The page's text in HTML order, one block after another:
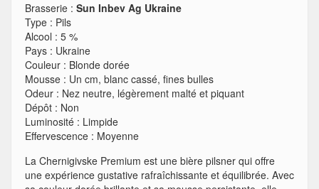
Brasserie : Sun Inbev Ag Ukraine
Type : Pils
Alcool : 5 %
Pays : Ukraine
Couleur : Blonde dorée
Mousse : Un cm, blanc cassé, fines bulles
Odeur : Nez neutre, légèrement malté et piquant
Dépôt : Non
Luminosité : Limpide
Effervescence : Moyenne
La Chernigivske Premium est une bière pilsner qui offre
une expérience gustative rafraîchissante et équilibrée. Avec